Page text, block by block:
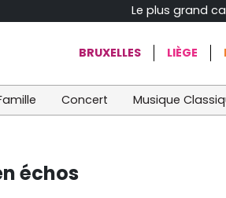
Le plus grand
BRUXELLES LIÈGE
Concert Musique
échos